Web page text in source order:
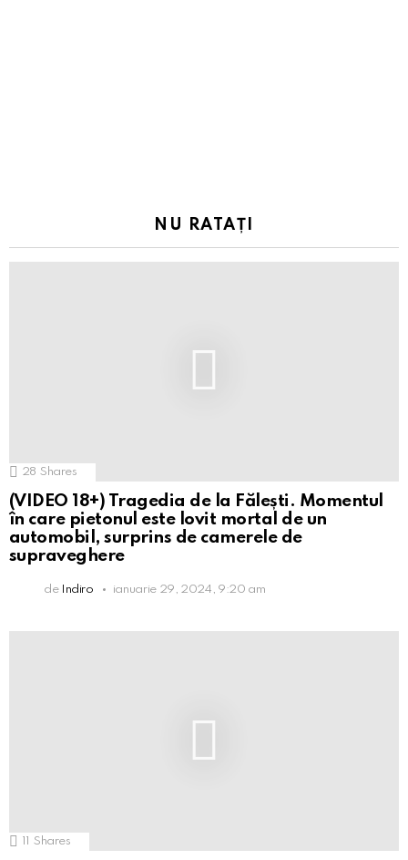
NU RATAȚI
28 Shares
(VIDEO 18+) Tragedia de la Fălești. Momentul
în care pietonul este lovit mortal de un
automobil, surprins de camerele de
supraveghere
de Indiro ianuarie 29, 2024, 9:20 am
11 Shares